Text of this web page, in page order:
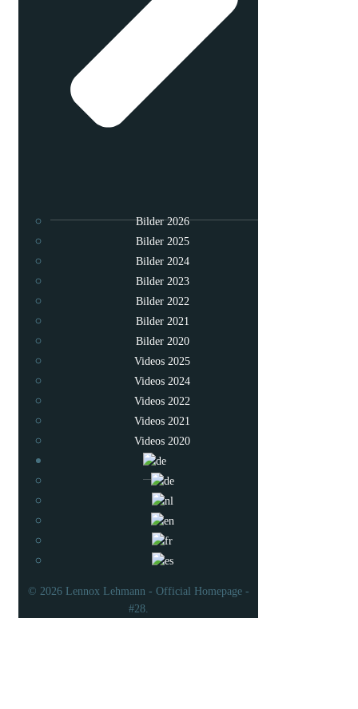
Bilder 2026
Bilder 2025
Bilder 2024
Bilder 2023
Bilder 2022
Bilder 2021
Bilder 2020
Videos 2025
Videos 2024
Videos 2022
Videos 2021
Videos 2020
© 2026 Lennox Lehmann - Official Homepage -
#28.